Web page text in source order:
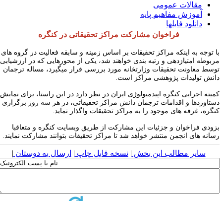
مقالات عمومی
آموزش مفاهیم پایه
دانلود فایلها
فراخوان مشارکت مراکز تحقیقاتی در کنگره
توجه به اینکه مراکز تحقیقات بر اساس زمینه و سابقه فعالیت در گروه های
امتیازدهی و رتبه بندی خواهند شد، یکی از محورهایی که در ارزشیابی
معاونت تحقیقات وزارتخانه مورد بررسی قرار میگیرد، مساله ترجمان
تولیدات پژوهشی مراکز است.
اجرایی کنگره اپیدمیولوژی ایران در نظر دارد در این راستا، برای نمایش
و اقدامات ترجمان دانش مراکز تحقیقاتی، در هر سه روز برگزاری
غرفه های موجود را به مراکز تحقیقات واگذار نماید.
فراخوان و جزئیات این مشارکت از طریق وبسایت کنگره و متعاقبا
های انجمن منتشر خواهد شد تا مراکز تحقیقات بتوانند مشارکت نمایند.
سایر مطالب این بخش | نسخه قابل چاپ| ارسال به دوستان|